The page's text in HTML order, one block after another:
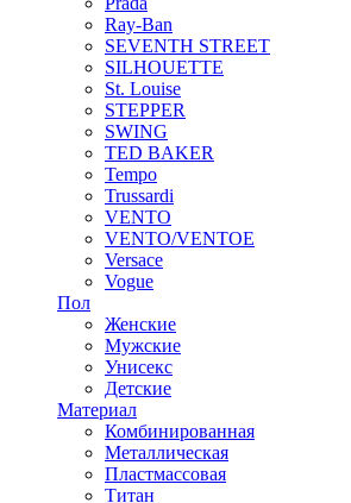
Ray-Ban
SEVENTH STREET
SILHOUETTE
St. Louise
STEPPER
SWING
TED BAKER
Tempo
Trussardi
VENTO
VENTO/VENTOE
Versace
Vogue
Пол
Женские
Мужские
Унисекс
Детские
Материал
Комбинированная
Металлическая
Пластмассовая
Титан